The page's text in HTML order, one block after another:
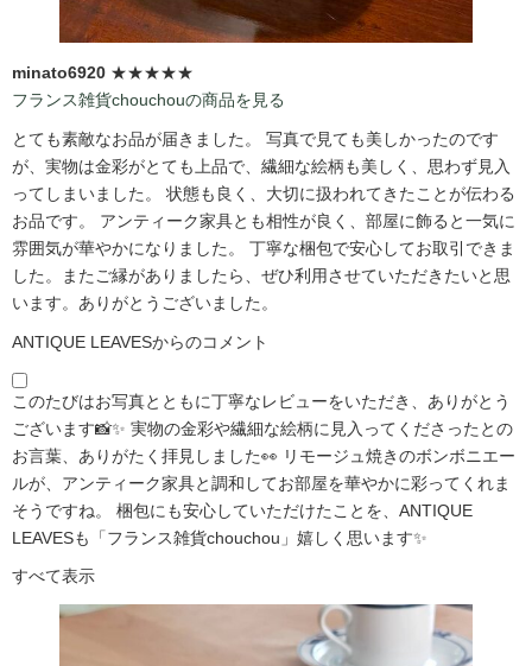
minato6920 ★★★★★
フランス雑貨chouchouの商品を見る
とても素敵なお品が届きました。 写真で見ても美しかったのです
が、実物は金彩がとても上品で、繊細な絵柄も美しく、思わず見入
ってしまいました。 状態も良く、大切に扱われてきたことが伝わる
お品です。 アンティーク家具とも相性が良く、部屋に飾ると一気に
雰囲気が華やかになりました。 丁寧な梱包で安心してお取引できま
した。またご縁がありましたら、ぜひ利用させていただきたいと思
います。ありがとうございました。
ANTIQUE LEAVESからのコメント
このたびはお写真とともに丁寧なレビューをいただき、ありがとう
ございます📸✨ 実物の金彩や繊細な絵柄に見入ってくださったとの
お言葉、ありがたく拝見しました👀 リモージュ焼きのボンボニエー
ルが、アンティーク家具と調和してお部屋を華やかに彩ってくれま
そうですね。 梱包にも安心していただけたことを、ANTIQUE
LEAVESも「フランス雑貨chouchou」嬉しく思います✨
すべて表示